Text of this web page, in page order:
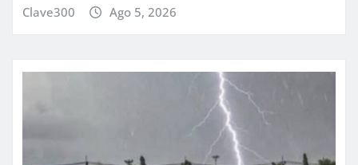
Clave300 Ago 5, 2026